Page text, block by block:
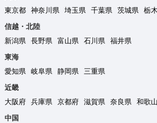
東京都
神奈川県 埼玉県 千葉県 茨城県 栃
信越・北陸
新潟県
長野県 富山県 石川県
福井県
東海
愛知県
岐阜県 静岡県
三重県
近畿
大阪府
兵庫県 京都府 滋賀県 奈良県
和歌
中国